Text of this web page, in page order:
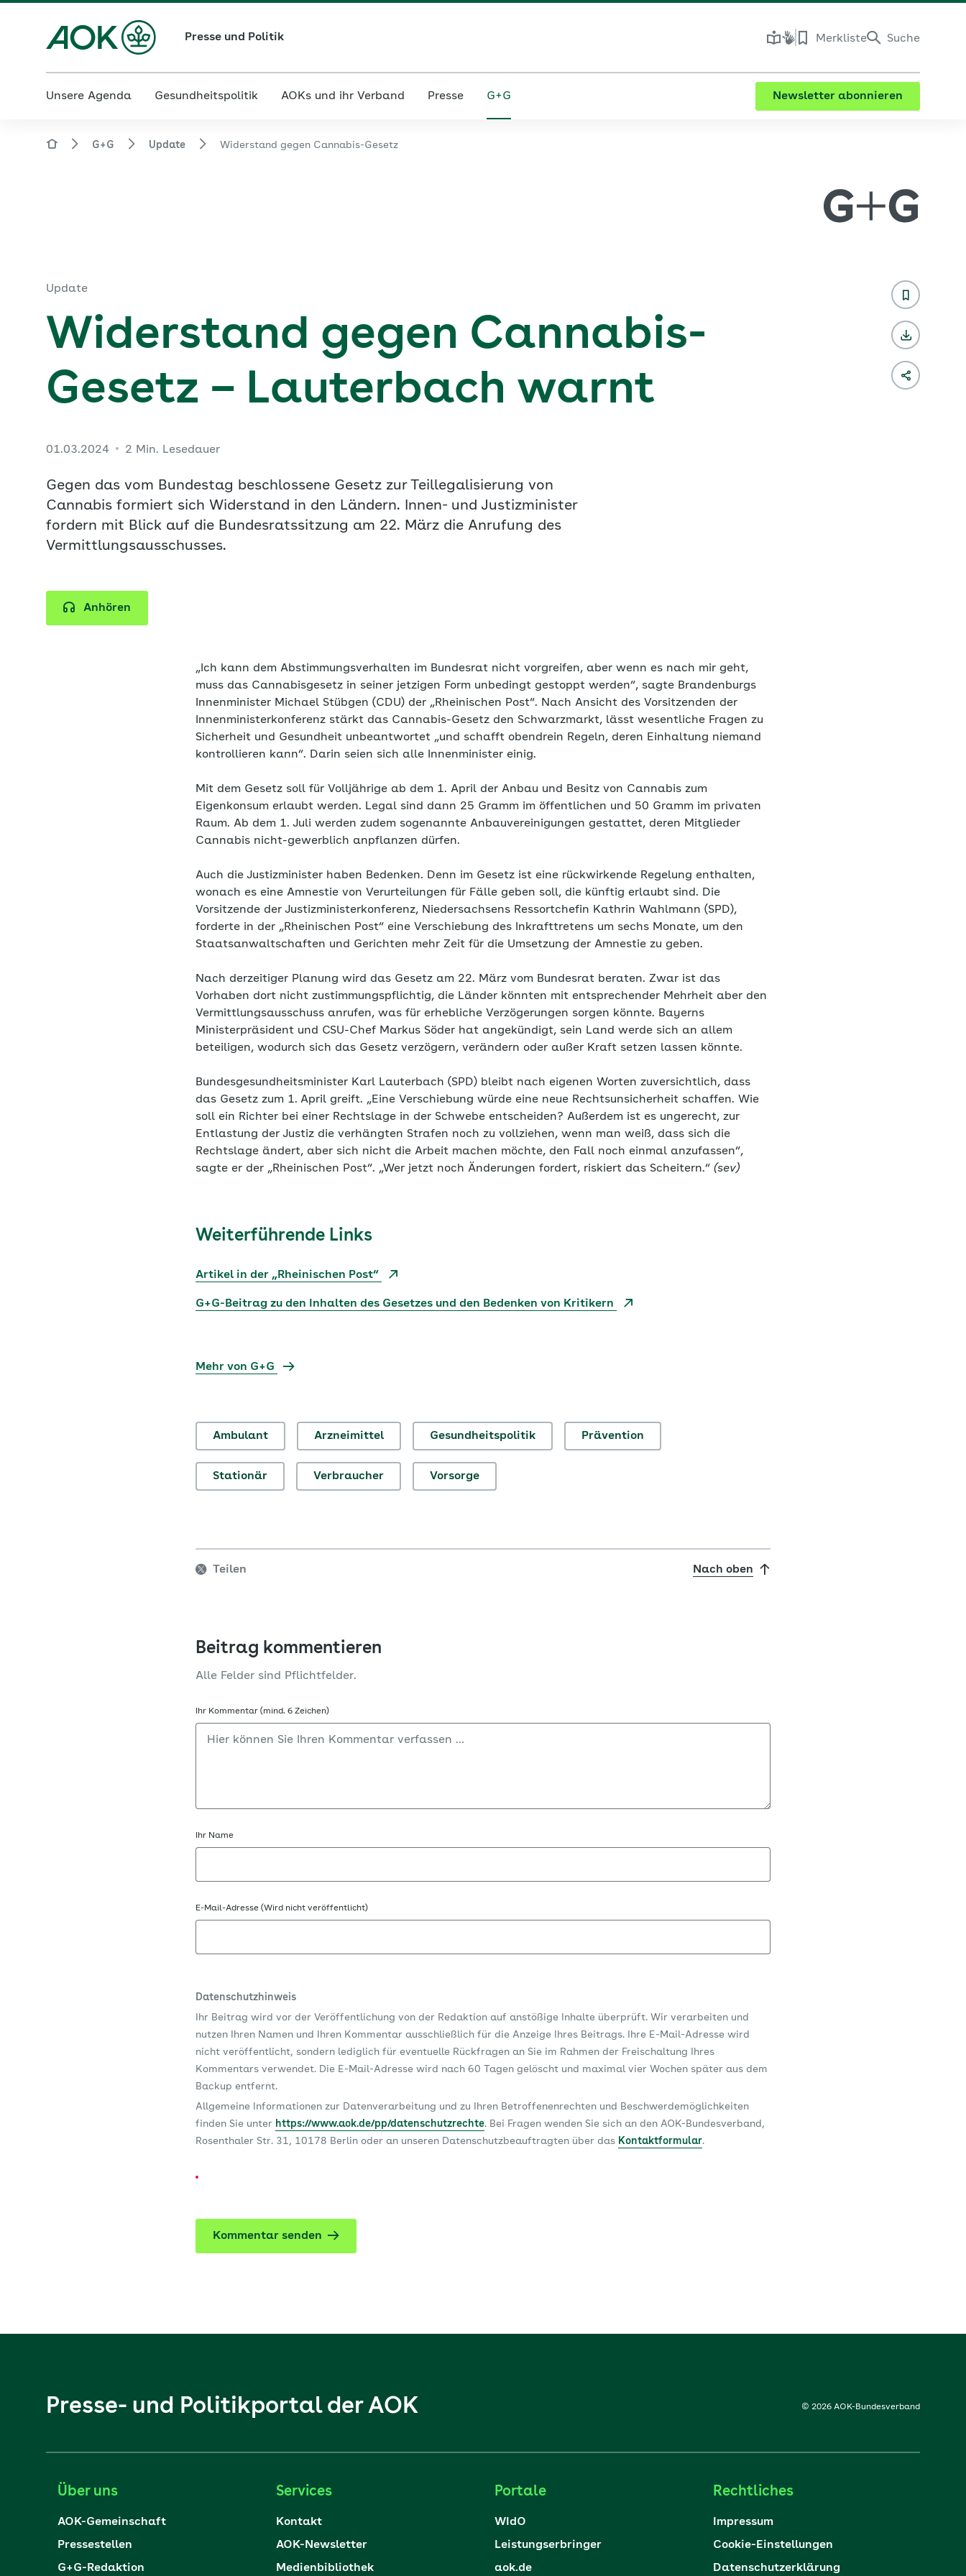
Presse und Politik Merkliste Suche
Unsere Agenda Gesundheitspolitik AOKs und ihr Verband Presse G+G Newsletter abonnieren
G+G Update Widerstand gegen Cannabis-Gesetz
Update
Widerstand gegen Cannabis-
Gesetz – Lauterbach warnt
01.03.2024 2 Min. Lesedauer
Gegen das vom Bundestag beschlossene Gesetz zur Teillegalisierung von
Cannabis formiert sich Widerstand in den Ländern. Innen- und Justizminister
fordern mit Blick auf die Bundesratssitzung am 22. März die Anrufung des
Vermittlungsausschusses.
Anhören
„Ich kann dem Abstimmungsverhalten im Bundesrat nicht vorgreifen, aber wenn es nach mir geht,
muss das Cannabisgesetz in seiner jetzigen Form unbedingt gestoppt werden“, sagte Brandenburgs
Innenminister Michael Stübgen (CDU) der „Rheinischen Post“. Nach Ansicht des Vorsitzenden der
Innenministerkonferenz stärkt das Cannabis-Gesetz den Schwarzmarkt, lässt wesentliche Fragen zu
Sicherheit und Gesundheit unbeantwortet „und schafft obendrein Regeln, deren Einhaltung niemand
kontrollieren kann“. Darin seien sich alle Innenminister einig.
Mit dem Gesetz soll für Volljährige ab dem 1. April der Anbau und Besitz von Cannabis zum
Eigenkonsum erlaubt werden. Legal sind dann 25 Gramm im öffentlichen und 50 Gramm im privaten
Raum. Ab dem 1. Juli werden zudem sogenannte Anbauvereinigungen gestattet, deren Mitglieder
Cannabis nicht-gewerblich anpflanzen dürfen.
Auch die Justizminister haben Bedenken. Denn im Gesetz ist eine rückwirkende Regelung enthalten,
wonach es eine Amnestie von Verurteilungen für Fälle geben soll, die künftig erlaubt sind. Die
Vorsitzende der Justizministerkonferenz, Niedersachsens Ressortchefin Kathrin Wahlmann (SPD),
forderte in der „Rheinischen Post“ eine Verschiebung des Inkrafttretens um sechs Monate, um den
Staatsanwaltschaften und Gerichten mehr Zeit für die Umsetzung der Amnestie zu geben.
Nach derzeitiger Planung wird das Gesetz am 22. März vom Bundesrat beraten. Zwar ist das
Vorhaben dort nicht zustimmungspflichtig, die Länder könnten mit entsprechender Mehrheit aber den
Vermittlungsausschuss anrufen, was für erhebliche Verzögerungen sorgen könnte. Bayerns
Ministerpräsident und CSU-Chef Markus Söder hat angekündigt, sein Land werde sich an allem
beteiligen, wodurch sich das Gesetz verzögern, verändern oder außer Kraft setzen lassen könnte.
Bundesgesundheitsminister Karl Lauterbach (SPD) bleibt nach eigenen Worten zuversichtlich, dass
das Gesetz zum 1. April greift. „Eine Verschiebung würde eine neue Rechtsunsicherheit schaffen. Wie
soll ein Richter bei einer Rechtslage in der Schwebe entscheiden? Außerdem ist es ungerecht, zur
Entlastung der Justiz die verhängten Strafen noch zu vollziehen, wenn man weiß, dass sich die
Rechtslage ändert, aber sich nicht die Arbeit machen möchte, den Fall noch einmal anzufassen“,
sagte er der „Rheinischen Post“. „Wer jetzt noch Änderungen fordert, riskiert das Scheitern.“ (sev)
Weiterführende Links
Artikel in der „Rheinischen Post“
G+G-Beitrag zu den Inhalten des Gesetzes und den Bedenken von Kritikern
Mehr von G+G
Ambulant Arzneimittel Gesundheitspolitik Prävention
Stationär Verbraucher Vorsorge
Teilen Nach oben
Beitrag kommentieren
Alle Felder sind Pflichtfelder.
Ihr Kommentar (mind. 6 Zeichen)
Ihr Name
E-Mail-Adresse (Wird nicht veröffentlicht)
Datenschutzhinweis
Ihr Beitrag wird vor der Veröffentlichung von der Redaktion auf anstößige Inhalte überprüft. Wir verarbeiten und
nutzen Ihren Namen und Ihren Kommentar ausschließlich für die Anzeige Ihres Beitrags. Ihre E-Mail-Adresse wird
nicht veröffentlicht, sondern lediglich für eventuelle Rückfragen an Sie im Rahmen der Freischaltung Ihres
Kommentars verwendet. Die E-Mail-Adresse wird nach 60 Tagen gelöscht und maximal vier Wochen später aus dem
Backup entfernt.
Allgemeine Informationen zur Datenverarbeitung und zu Ihren Betroffenenrechten und Beschwerdemöglichkeiten
finden Sie unter https://www.aok.de/pp/datenschutzrechte. Bei Fragen wenden Sie sich an den AOK-Bundesverband,
Rosenthaler Str. 31, 10178 Berlin oder an unseren Datenschutzbeauftragten über das Kontaktformular.
Kommentar senden
Presse- und Politikportal der AOK © 2026 AOK-Bundesverband
Über uns
AOK-Gemeinschaft
Pressestellen
G+G-Redaktion
Services
Kontakt
AOK-Newsletter
Medienbibliothek
Portale
WIdO
Leistungserbringer
aok.de
Rechtliches
Impressum
Cookie-Einstellungen
Datenschutzerklärung